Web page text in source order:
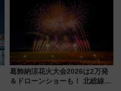
葛飾納涼花火大会2026は2万発
＆ドローンショーも！ 北総線を